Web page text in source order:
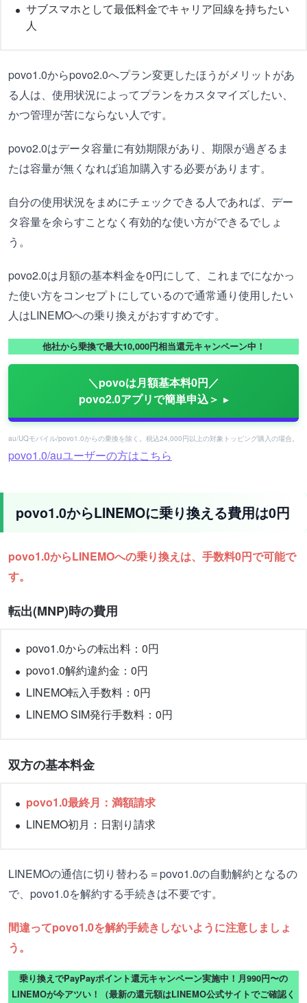
サブスマホとして最低料金でキャリア回線を持ちたい
人
povo1.0からpovo2.0へプラン変更したほうがメリットがあ
る人は、使用状況によってプランをカスタマイズしたい、
かつ管理が苦にならない人です。
povo2.0はデータ容量に有効期限があり、期限が過ぎるま
たは容量が無くなれば追加購入する必要があります。
自分の使用状況をまめにチェックできる人であれば、デー
タ容量を余らすことなく有効的な使い方ができるでしょ
う。
povo2.0は月額の基本料金を0円にして、これまでになかっ
た使い方をコンセプトにしているので通常通り使用したい
人はLINEMOへの乗り換えがおすすめです。
他社から乗換で最大10,000円相当還元キャンペーン中！
＼povoは月額基本料0円／
povo2.0アプリで簡単申込＞
au/UQモバイル/povo1.0からの乗換を除く。税込24,000円以上の対象トッピング購入の場合。
povo1.0/auユーザーの方はこちら
povo1.0からLINEMOに乗り換える費用は0円
povo1.0からLINEMOへの乗り換えは、手数料0円で可能で
す。
転出(MNP)時の費用
povo1.0からの転出料：0円
povo1.0解約違約金：0円
LINEMO転入手数料：0円
LINEMO SIM発行手数料：0円
双方の基本料金
povo1.0最終月：満額請求
LINEMO初月：日割り請求
LINEMOの通信に切り替わる＝povo1.0の自動解約となるの
で、povo1.0を解約する手続きは不要です。
間違ってpovo1.0を解約手続きしないように注意しましょ
う。
乗り換えでPayPayポイント還元キャンペーン実施中！月990円〜の
LINEMOが今アツい！（最新の還元額はLINEMO公式サイトでご確認く